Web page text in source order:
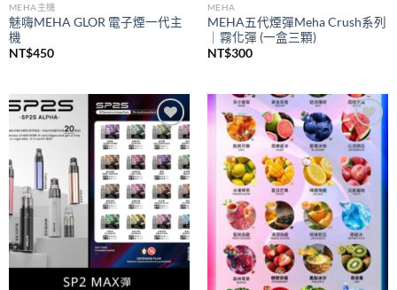
MEHA主機
魅嗨MEHA GLOR 電子煙一代主
機
NT$450
MEHA
MEHA五代煙彈Meha Crush系列
｜霧化彈 (一盒三顆)
NT$300
Add to
wishlist
Add to
wishlist